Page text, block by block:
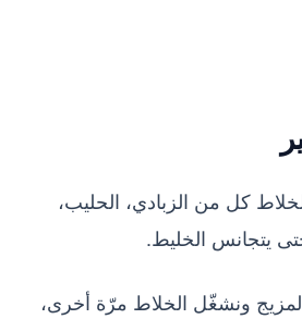
كل من الزبادي، الحليب،
يتجانس الخليط.
ونشغّل الخلاط مرّة أخرى،